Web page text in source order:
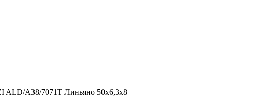
A38/7071T Линьяно 50х6,3х8